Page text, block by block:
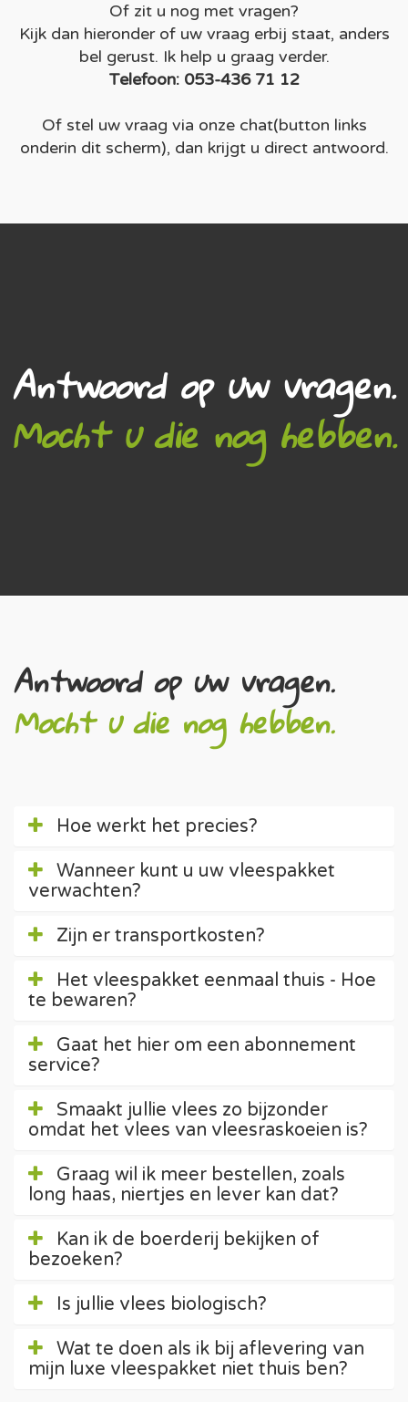
Of zit u nog met vragen?
Kijk dan hieronder of uw vraag erbij staat, anders
bel gerust. Ik help u graag verder.
Telefoon: 053-436 71 12
Of stel uw vraag via onze chat(button links
onderin dit scherm), dan krijgt u direct antwoord.
Antwoord op uw vragen.
Mocht u die nog hebben.
Antwoord op uw vragen.
Mocht u die nog hebben.
Hoe werkt het precies?
Wanneer kunt u uw vleespakket
verwachten?
Zijn er transportkosten?
Het vleespakket eenmaal thuis - Hoe
te bewaren?
Gaat het hier om een abonnement
service?
Smaakt jullie vlees zo bijzonder
omdat het vlees van vleesraskoeien is?
Graag wil ik meer bestellen, zoals
long haas, niertjes en lever kan dat?
Kan ik de boerderij bekijken of
bezoeken?
Is jullie vlees biologisch?
Wat te doen als ik bij aflevering van
mijn luxe vleespakket niet thuis ben?